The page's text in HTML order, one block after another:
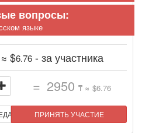
вопросы:
языке
$6.76 - за участника
= 2950 ₸ ≈ $6.76
ПРИНЯТЬ УЧАСТИЕ